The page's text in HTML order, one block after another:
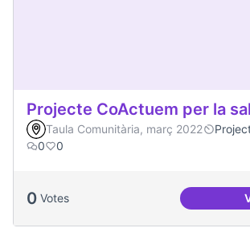
Projecte CoActuem per la
Taula Comunitària, març 2022
0
0
0 Votes